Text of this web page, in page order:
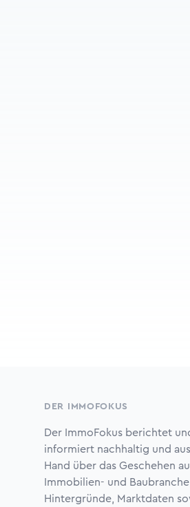
DER IMMOFOKUS
Der ImmoFokus berichtet
informiert nachhaltig und
Hand über das Geschehen
Immobilien- und
Hintergründe, Marktdaten